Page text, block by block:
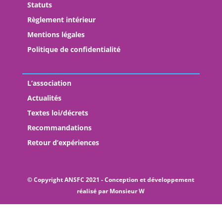
Statuts
Règlement intérieur
Mentions légales
Politique de confidentialité
L’association
Actualités
Textes loi/décrets
Recommandations
Retour d’expériences
© Copyright ANSFC 2021 - Conception et développement
réalisé parMonsieur W